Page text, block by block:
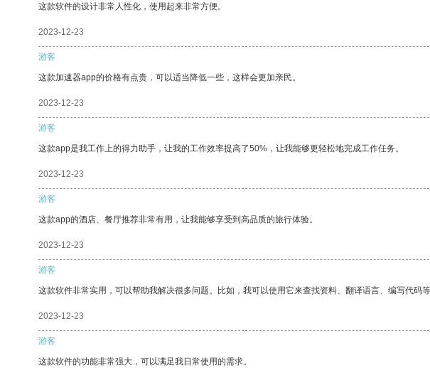
这款软件的设计非常人性化，使用起来非常方便。
2023-12-23
游客
这款加速器app的价格有点贵，可以适当降低一些，这样会更加亲民。
2023-12-23
游客
这款app是我工作上的得力助手，让我的工作效率提高了50%，让我能够更轻松地完成工作任务。
2023-12-23
游客
这款app的酒店、餐厅推荐非常有用，让我能够享受到高品质的旅行体验。
2023-12-23
游客
这款软件非常实用，可以帮助我解决很多问题。比如，我可以使用它来查找资料、翻译语言、编写代码等
2023-12-23
游客
这款软件的功能非常强大，可以满足我日常使用的需求。